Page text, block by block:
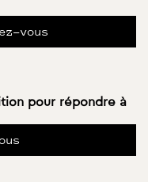
vous
pour répondre à